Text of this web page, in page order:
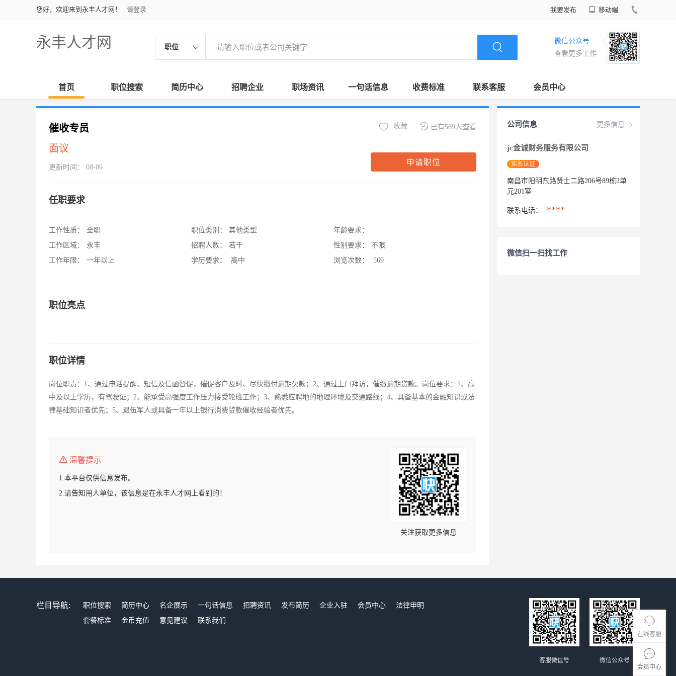
您好，欢迎来到永丰人才网！ 请登录 我要发布 移动端
永丰人才网 职位
微信公众号
查看更多工作
首页 职位搜索 简历中心 招聘企业 职场资讯 一句话信息 收费标准 联系客服 会员中心
在线客服
会员中心
催收专员
面议
更新时间： 08-09
已有569人查看
收藏
申请职位
任职要求
工作性质：
全职
工作区域：
永丰
工作年限：
一年以上
职位类别：
其他类型
招聘人数：
若干
学历要求：
高中
年龄要求：
性别要求：
不限
浏览次数：
569
职位亮点
职位详情
岗位职责：1、通过电话提醒、短信及信函督促，催促客户及时、尽快缴付逾期欠款；2、通过上门拜访，催缴逾期贷款。岗位要求：1、高
中及以上学历，有驾驶证；2、能承受高强度工作压力接受轮班工作；3、熟悉应聘地的地理环境及交通路线；4、具备基本的金融知识或法
律基础知识者优先；5、退伍军人或具备一年以上银行消费贷款催收经验者优先。
温馨提示
1.本平台仅供信息发布。
2.请告知用人单位，该信息是在永丰人才网上看到的！
关注获取更多信息
更多信息
公司信息
jc金诚财务服务有限公司
实名认证
南昌市阳明东路贤士二路206号89栋2单
元201室
联系电话： ****
微信扫一扫找工作
栏目导航: 职位搜索 简历中心 名企展示 一句话信息 招聘资讯 发布简历 企业入驻 会员中心
法律申明
套餐标准
金币充值 意见建议 联系我们
微信公众号
客服微信号